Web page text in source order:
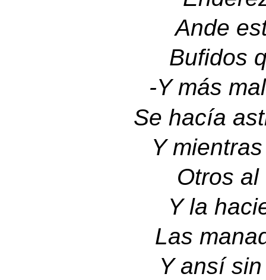
Ande
Bufidos
-Y más
Se hacía
Y
Otros
Y la
Las
Y ansí